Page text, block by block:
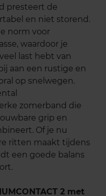
presteert de
en niet storend.
norm voor
waardoor je
last hebt van
aan een rustige en
op snelwegen.
zomerband die
grip en
Of je nu
ritten maakt tijdens
een goede balans
2 met